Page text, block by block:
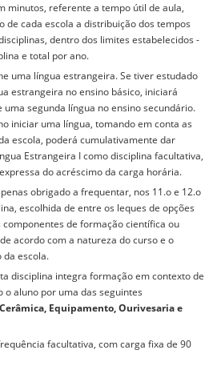
minutos, referente a tempo útil de aula,
de cada escola a distribuição dos tempos
dentro dos limites estabelecidos -
e total por ano.
uma língua estrangeira. Se tiver estudado
estrangeira no ensino básico, iniciará
segunda língua no ensino secundário.
iniciar uma língua, tomando em conta as
escola, poderá cumulativamente dar
Estrangeira I como disciplina facultativa,
do acréscimo da carga horária.
obrigado a frequentar, nos 11.o e 12.o
escolhida de entre os leques de opções
de formação científica ou
acordo com a natureza do curso e o
da escola.
disciplina integra formação em contexto de
o aluno por uma das seguintes
Cerâmica, Equipamento, Ourivesaria e
facultativa, com carga fixa de 90